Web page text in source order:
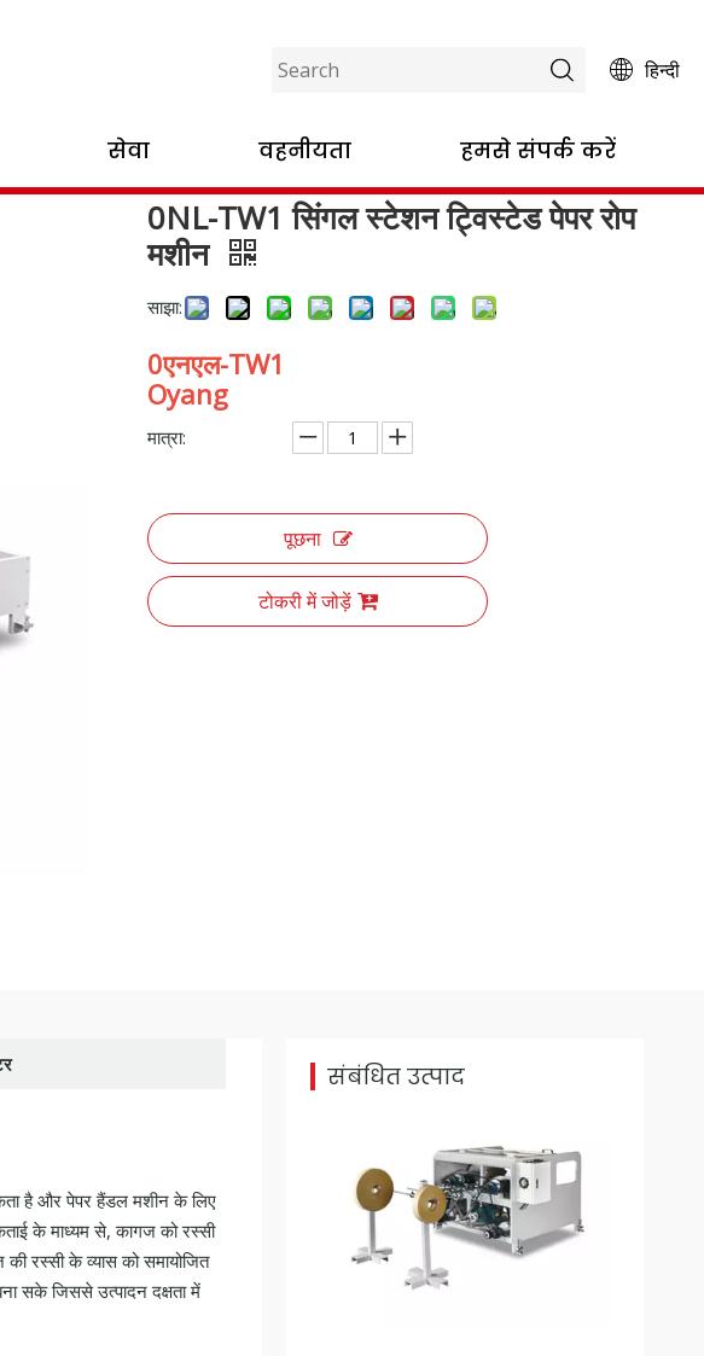
हिन्दी
सेवा वहनीयता हमसे संपर्क करें
TW1 सिंगल स्टेशन ट्विस्टेड पेपर रोप मशीन
0NL-TW1 सिंगल स्टेशन ट्विस्टेड पेपर रोप
मशीन
साझा:
0एनएल-TW1
Oyang
मात्रा:
पूछना
टोकरी में जोड़ें
है और पेपर हैंडल मशीन के लिए
के माध्यम से, कागज को रस्सी
रस्सी के व्यास को समायोजित
सके जिससे उत्पादन दक्षता में
संबंधित उत्पाद